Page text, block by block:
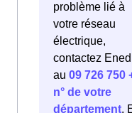
problème lié à
votre réseau
électrique,
contactez
au 09 726 750
n° de votre
département.